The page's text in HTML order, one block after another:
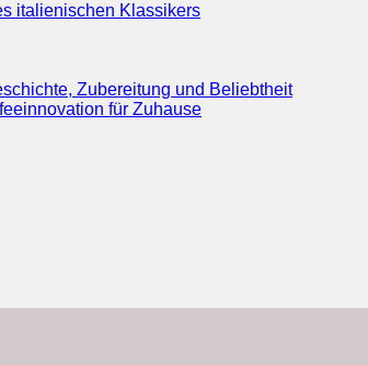
italienischen Klassikers
Zubereitung und Beliebtheit
für Zuhause